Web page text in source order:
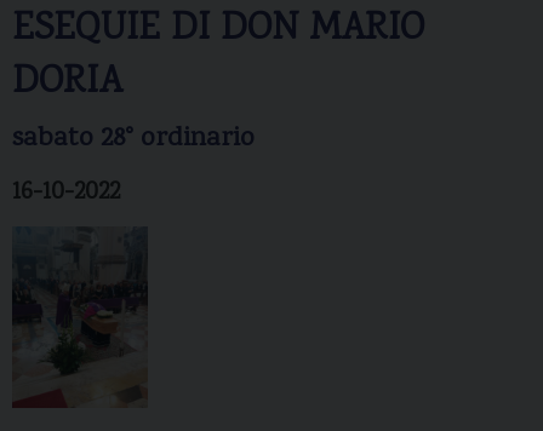
ESEQUIE DI DON MARIO
DORIA
sabato 28° ordinario
16-10-2022